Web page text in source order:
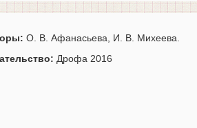
О. В. Афанасьева, И. В. Михеева.
Дрофа 2016